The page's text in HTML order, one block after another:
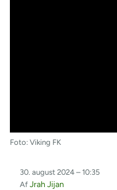
Foto: Viking FK
30. august 2024 – 10:35
Af Jrah Jijan